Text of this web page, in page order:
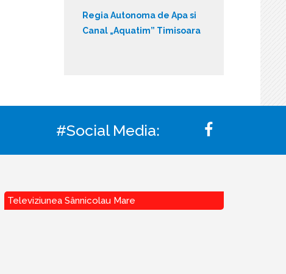
Regia Autonoma de Apa si
Canal „Aquatim” Timisoara
#Social Media:
Televiziunea Sânnicolau Mare